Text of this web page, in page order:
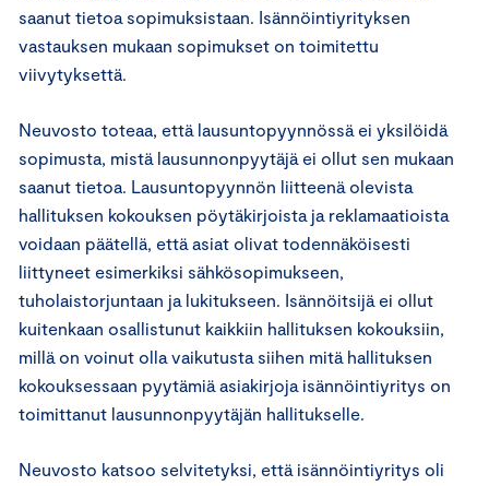
saanut tietoa sopimuksistaan. Isännöintiyrityksen
vastauksen mukaan sopimukset on toimitettu
viivytyksettä.
Neuvosto toteaa, että lausuntopyynnössä ei yksilöidä
sopimusta, mistä lausunnonpyytäjä ei ollut sen mukaan
saanut tietoa. Lausuntopyynnön liitteenä olevista
hallituksen kokouksen pöytäkirjoista ja reklamaatioista
voidaan päätellä, että asiat olivat todennäköisesti
liittyneet esimerkiksi sähkösopimukseen,
tuholaistorjuntaan ja lukitukseen. Isännöitsijä ei ollut
kuitenkaan osallistunut kaikkiin hallituksen kokouksiin,
millä on voinut olla vaikutusta siihen mitä hallituksen
kokouksessaan pyytämiä asiakirjoja isännöintiyritys on
toimittanut lausunnonpyytäjän hallitukselle.
Neuvosto katsoo selvitetyksi, että isännöintiyritys oli